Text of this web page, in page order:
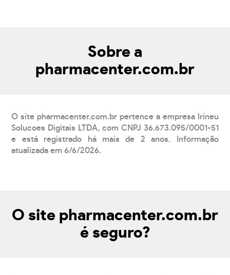
Sobre a
pharmacenter.com.br
O site pharmacenter.com.br pertence a empresa Irineu
Solucoes Digitais LTDA, com CNPJ 36.673.095/0001-51
e está registrado há mais de 2 anos. Informação
atualizada em 6/6/2026.
O site pharmacenter.com.br
é seguro?